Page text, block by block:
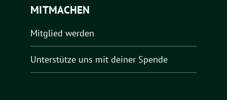
MITMACHEN
Mitglied werden
Unterstütze uns mit deiner Spende